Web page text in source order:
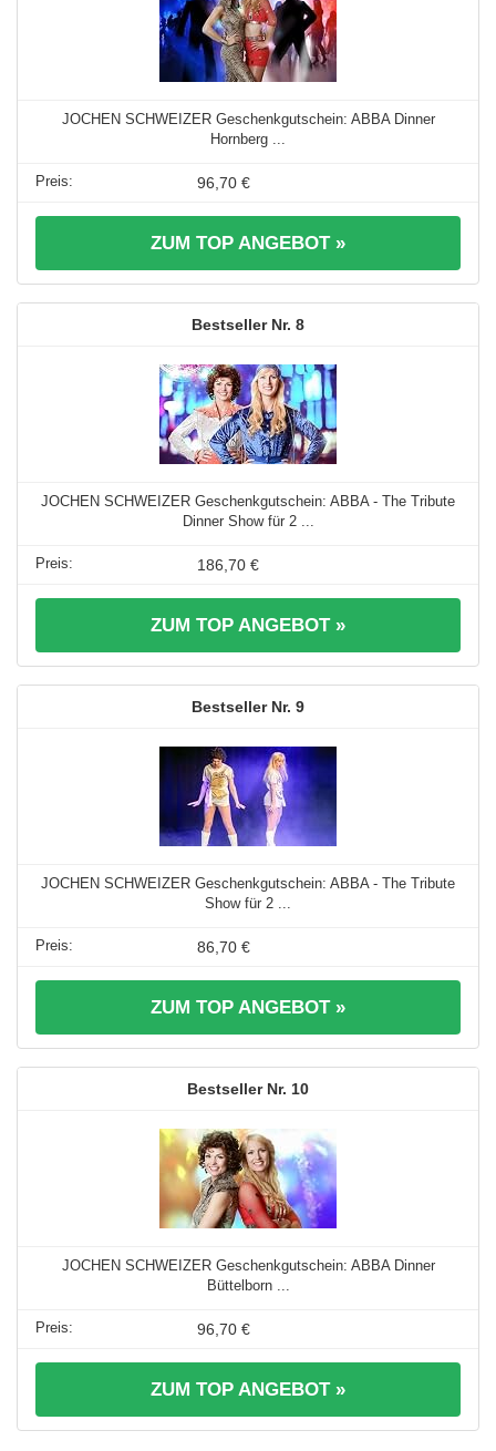
JOCHEN SCHWEIZER Geschenkgutschein: ABBA Dinner
Hornberg ...
96,70 €
ZUM TOP ANGEBOT »
8
JOCHEN SCHWEIZER Geschenkgutschein: ABBA - The Tribute
Dinner Show für 2 ...
186,70 €
ZUM TOP ANGEBOT »
9
JOCHEN SCHWEIZER Geschenkgutschein: ABBA - The Tribute
Show für 2 ...
86,70 €
ZUM TOP ANGEBOT »
10
JOCHEN SCHWEIZER Geschenkgutschein: ABBA Dinner
Büttelborn ...
96,70 €
ZUM TOP ANGEBOT »